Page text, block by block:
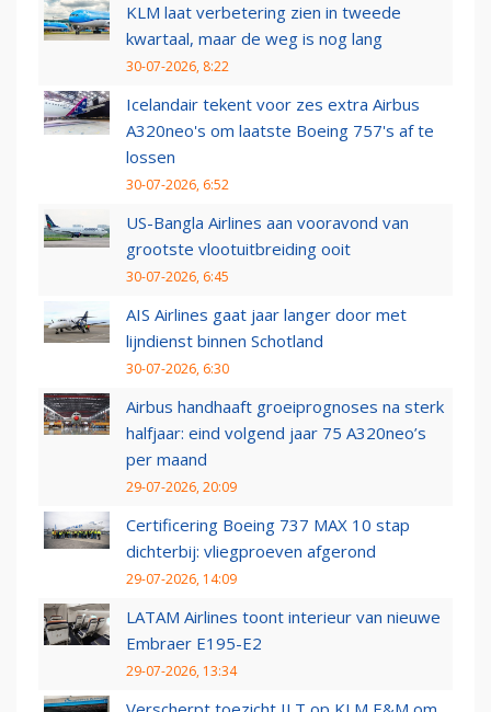
KLM laat verbetering zien in tweede
kwartaal, maar de weg is nog lang
30-07-2026, 8:22
Icelandair tekent voor zes extra Airbus
A320neo's om laatste Boeing 757's af te
lossen
30-07-2026, 6:52
US-Bangla Airlines aan vooravond van
grootste vlootuitbreiding ooit
30-07-2026, 6:45
AIS Airlines gaat jaar langer door met
lijndienst binnen Schotland
30-07-2026, 6:30
Airbus handhaaft groeiprognoses na sterk
halfjaar: eind volgend jaar 75 A320neo’s
per maand
29-07-2026, 20:09
Certificering Boeing 737 MAX 10 stap
dichterbij: vliegproeven afgerond
29-07-2026, 14:09
LATAM Airlines toont interieur van nieuwe
Embraer E195-E2
29-07-2026, 13:34